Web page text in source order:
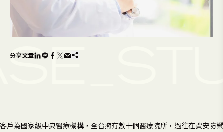
分享文章
客戶為國家級中央醫療機構，全台擁有數十個醫療院所，過往在資安防禦